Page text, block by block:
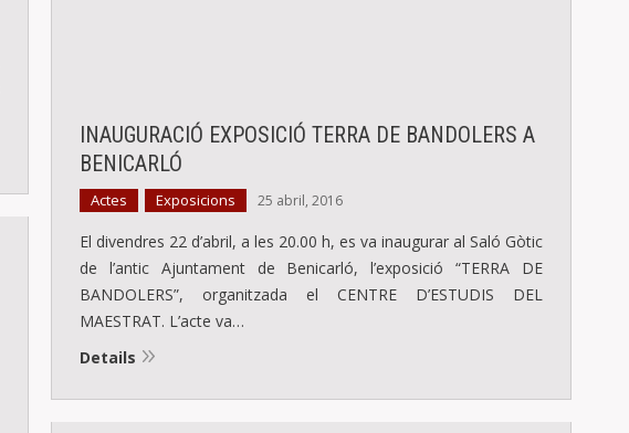
INAUGURACIÓ EXPOSICIÓ TERRA DE BANDOLERS A
BENICARLÓ
Actes Exposicions 25 abril, 2016
El divendres 22 d’abril, a les 20.00 h, es va inaugurar al Saló Gòtic
de l’antic Ajuntament de Benicarló, l’exposició “TERRA DE
BANDOLERS”, organitzada el CENTRE D’ESTUDIS DEL
MAESTRAT. L’acte va…
Details